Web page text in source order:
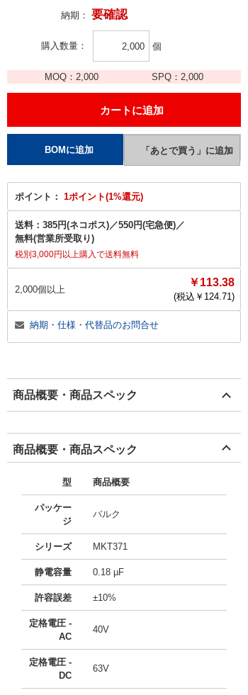
納期： 要確認
購入数量 個
MOQ： 2,000 SPQ：2,000
ポイント： 1ポイント(1%還元)
送料： 385円(ネコポス)／550円(宅急便)／
無料(営業所受取り)
税別3,000円以上購入で送料無料
2,000個以上
￥113.38
(税込￥ 124.71)
納期・仕様・代替品のお問合せ
商品概要・商品スペック
商品概要・商品スペック
型 商品概要
パッケー
ジ
バルク
シリーズ MKT371
静電容量 0.18 µF
許容誤差 ±10%
定格電圧 -
AC
40V
定格電圧 -
DC
63V